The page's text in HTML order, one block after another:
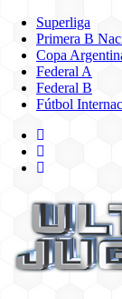
Superliga
Primera B
Copa
Federal A
Federal B
Fútbol